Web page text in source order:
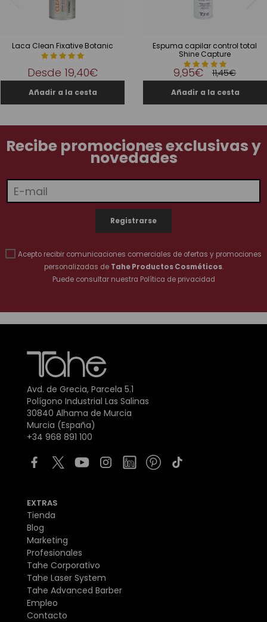
Laca Clean Fixative Botanic
Desde 19,40€
Espuma capilar control total
Shine Capture
9,95€ 11,45€
Recibe promociones exclusivas y
novedades
Acepto recibir comunicaciones comerciales de ofertas y promociones
personalizadas de Tahe Productos Cosméticos.
Puede consultar nuestra Política de privacidad
Avd. de Grecia, Parcela 5.1
Polígono Industrial Las Salinas
30840 Alhama de Murcia
Murcia (España)
+34 968 891 100
EXTRAS
Tienda
Blog
Marketing
Profesionales
Tahe Corporativo
Tahe Laser System
Tahe Advanced Barber
Empleo
Contacto